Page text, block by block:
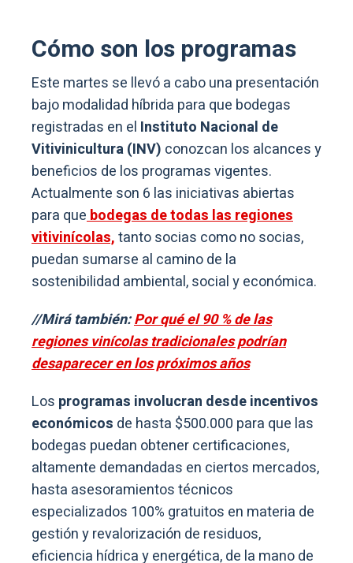
Cómo son los programas
Este martes se llevó a cabo una presentación
bajo modalidad híbrida para que bodegas
registradas en el Instituto Nacional de
Vitivinicultura (INV) conozcan los alcances y
beneficios de los programas vigentes.
Actualmente son 6 las iniciativas abiertas
para quebodegas de todas las regiones
vitivinícolas,tanto socias como no socias,
puedan sumarse al camino de la
sostenibilidad ambiental, social y económica.
//Mirá también:Por qué el 90 % de las
regiones vinícolas tradicionales podrían
desaparecer en los próximos años
Los programas involucran desde incentivos
económicos de hasta $500.000 para que las
bodegas puedan obtener certificaciones,
altamente demandadas en ciertos mercados,
hasta asesoramientos técnicos
especializados 100% gratuitos en materia de
gestión y revalorización de residuos,
eficiencia hídrica y energética, de la mano de